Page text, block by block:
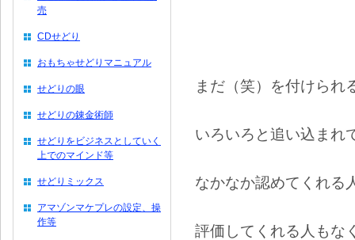
まだ（笑）を付けられ
いろいろと追い込まれ
なかなか認めてくれる
評価してくれる人もな
売
CDせどり
おもちゃせどりマニュアル
せどりの眼
せどりの錬金術師
せどりをビジネスとしていく
上でのマインド等
せどりミックス
アマゾンマケプレの設定、操
作等